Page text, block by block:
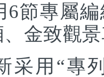
專屬編
金致觀
用“專列